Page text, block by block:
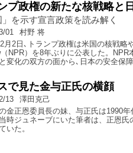
プ政権の新たな核戦略と
」を示す宣言政策を読み解く
01
村野 将
月2日､トランプ政権は米国の核戦
（NPR）を8年ぶりに公表した。
変化の双方の面から､日本の安全保
で見た金与正氏の横顔
13
澤田克己
金正恩委員長の妹、与正氏は1990
時ジュネーブにいた筆者は、正恩
いた。